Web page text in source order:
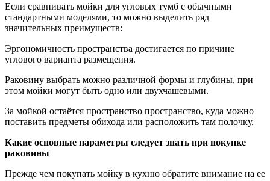
Если сравнивать мойки для угловых тумб с обычными
стандартными моделями, то можно выделить ряд
значительных преимуществ:
Эргономичность пространства достигается по причине
углового варианта размещения.
Раковину выбрать можно различной формы и глубины, при
этом мойки могут быть одно или двухчашевыми.
За мойкой остаётся пространство пространство, куда можно
поставить предметы обихода или расположить там полочку.
Какие основные параметры следует знать при покупке
раковины
Прежде чем покупать мойку в кухню обратите внимание на ее